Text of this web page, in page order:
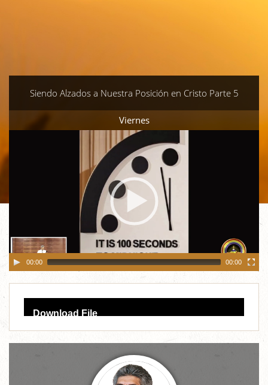
Siendo Alzados a Nuestra Posición en Cristo Parte 5
Viernes
00:00 00:00
Player
Download File